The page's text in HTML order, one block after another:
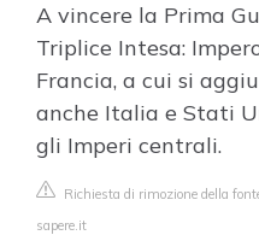
A vincere la Prima
Triplice Intesa:
Francia, a cui si
anche Italia e Stati
gli Imperi centrali.
Richiesta di rimozione della
sapere.it